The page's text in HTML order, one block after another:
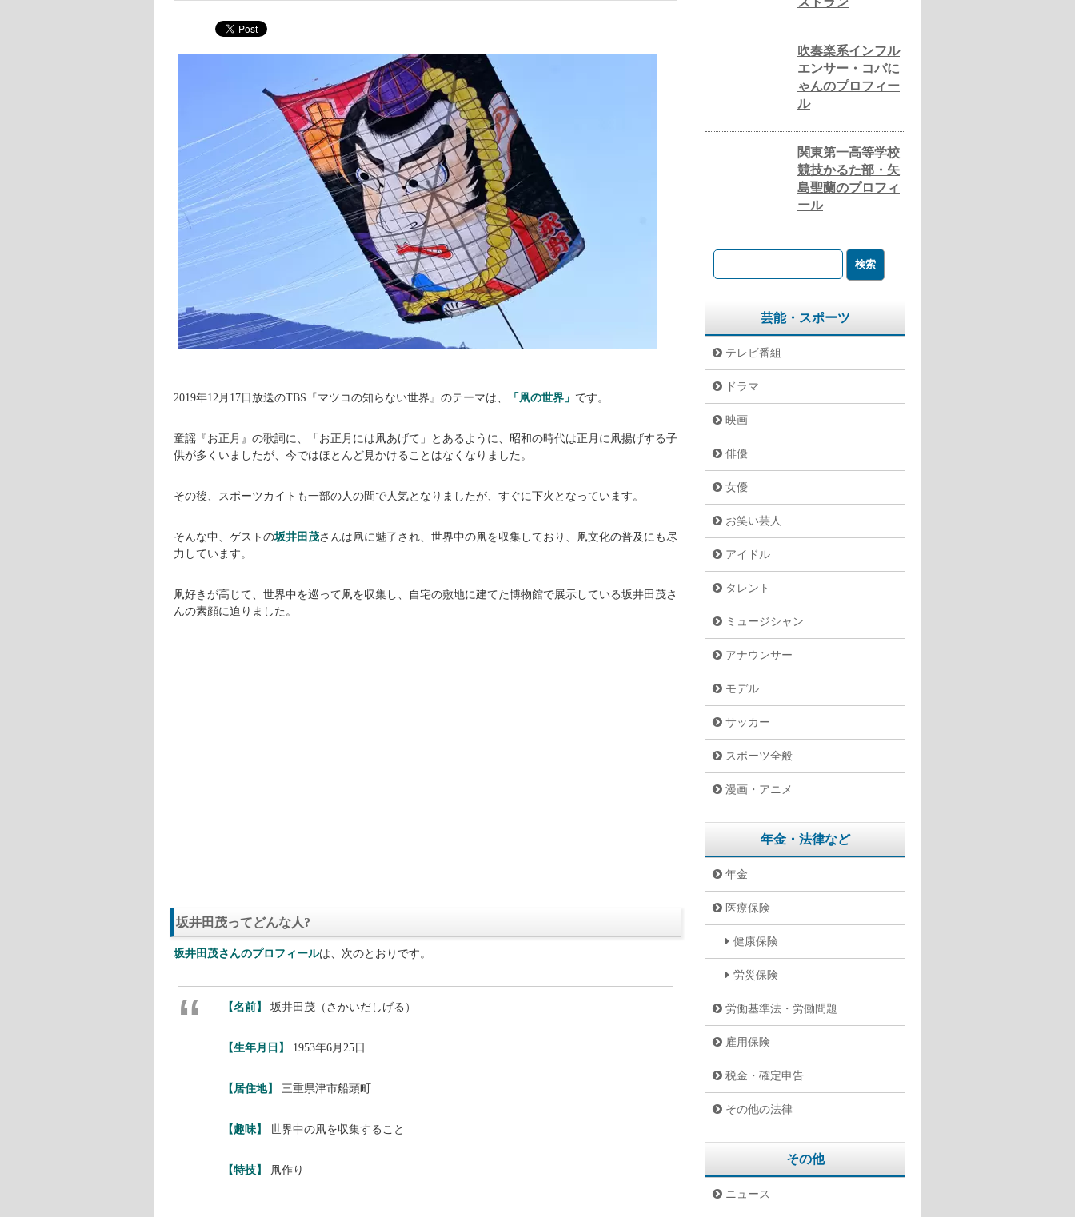
2019年12月17日放送のTBS『マツコの知らない世界』のテーマは、 「凧の世界」 です。
童謡『お正月』の歌詞に、「お正月には凧あげて」とあるように、昭和の時代は正月に凧揚げする子
供が多くいましたが、今ではほとんど見かけることはなくなりました。
その後、スポーツカイトも一部の人の間で人気となりましたが、すぐに下火となっています。
そんな中、ゲストの坂井田茂さんは凧に魅了され、世界中の凧を収集しており、凧文化の普及にも尽
力しています。
凧好きが高じて、世界中を巡って凧を収集し、自宅の敷地に建てた博物館で展示している坂井田茂さ
んの素顔に迫りました。
坂井田茂ってどんな人?
坂井田茂さんのプロフィールは、次のとおりです。
【名前】 坂井田茂（さかいだしげる）
【生年月日】 1953年6月25日
【居住地】 三重県津市船頭町
【趣味】 世界中の凧を収集すること
【特技】 凧作り
吹奏楽系インフル
エンサー・コバに
ゃんのプロフィー
ル
関東第一高等学校
競技かるた部・矢
島聖蘭のプロフィ
ール
芸能・スポーツ
テレビ番組
ドラマ
映画
俳優
女優
お笑い芸人
アイドル
タレント
ミュージシャン
アナウンサー
モデル
サッカー
スポーツ全般
漫画・アニメ
年金・法律など
年金
医療保険
健康保険
労災保険
労働基準法・労働問題
雇用保険
税金・確定申告
その他の法律
その他
ニュース